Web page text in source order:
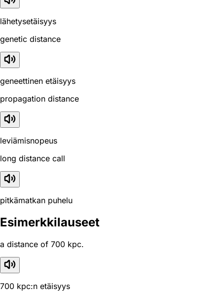
lähetysetäisyys
genetic distance
geneettinen etäisyys
propagation distance
leviämisnopeus
long distance call
pitkämatkan puhelu
Esimerkkilauseet
a distance of 700 kpc.
700 kpc:n etäisyys